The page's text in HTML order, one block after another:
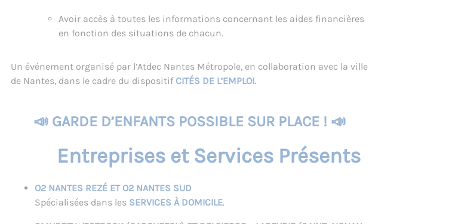
Avoir accès à toutes les informations concernant les aides financières
en fonction des situations de chacun.
Un événement organisé par l’Atdec Nantes Métropole, en collaboration avec la ville
de Nantes, dans le cadre du dispositif CITÉS DE L’EMPLOI.
📣 GARDE D’ENFANTS POSSIBLE SUR PLACE ! 📣
Entreprises et Services Présents
O2 NANTES REZÉ ET O2 NANTES SUD
Spécialisées dans les SERVICES À DOMICILE.